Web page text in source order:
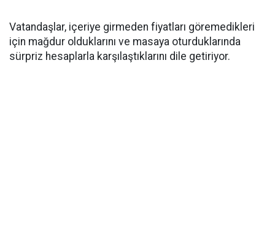
Vatandaşlar, içeriye girmeden fiyatları göremedikleri
için mağdur olduklarını ve masaya oturduklarında
sürpriz hesaplarla karşılaştıklarını dile getiriyor.